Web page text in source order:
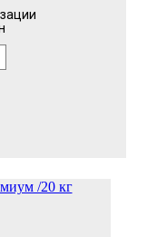
/20 кг